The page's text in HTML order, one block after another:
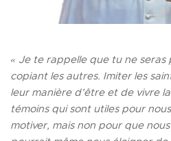
« Je te rappelle que tu ne seras
copiant les autres. Imiter les
leur manière d’être et de vivre
témoins qui sont utiles pour
motiver, mais non pour que